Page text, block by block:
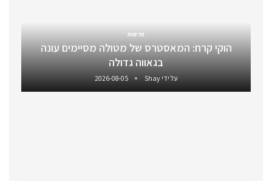
חדשות
הוקי קרח: המאסטרס של מטולה מסיימים עונה
בגאווה גדולה
על ידיShay
2026-08-05